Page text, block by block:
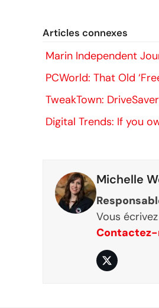
Articles connexes
Marin Independent
PCWorld: That Old
TweakTown:
Digital Trends: If you
Michelle
Vous
Contactez-
Twitter